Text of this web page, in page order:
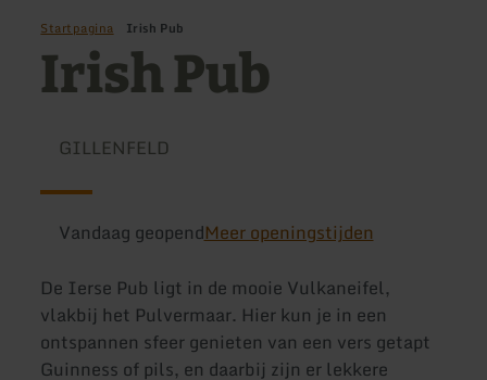
Startpagina Irish Pub
Irish Pub
GILLENFELD
Vandaag geopendMeer openingstijden
De Ierse Pub ligt in de mooie Vulkaneifel,
vlakbij het Pulvermaar. Hier kun je in een
ontspannen sfeer genieten van een vers getapt
Guinness of pils, en daarbij zijn er lekkere